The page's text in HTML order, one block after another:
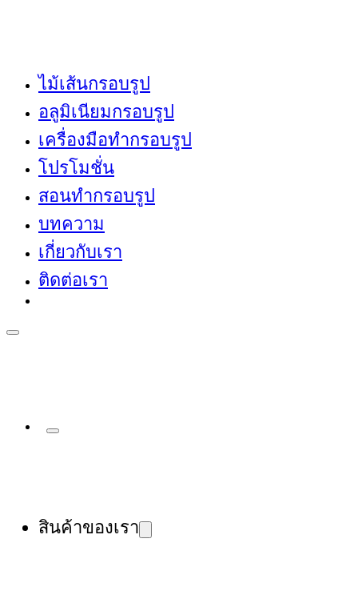
ไม้เส้นกรอบรูป
อลูมิเนียมกรอบรูป
เครื่องมือทำกรอบรูป
โปรโมชั่น
สอนทำกรอบรูป
บทความ
เกี่ยวกับเรา
ติดต่อเรา
สินค้าของเรา